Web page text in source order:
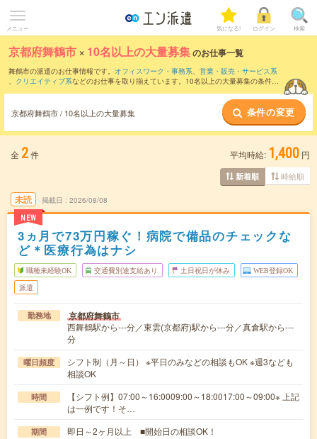
メニュー 気になる! ログイン 検索
京都府舞鶴市 × 10名以上の大量募集のお仕事一覧
舞鶴市の派遣のお仕事情報です。 オフィスワーク・事務系、 営業・販売・サービス系
、 クリエイティブ系などのお仕事を取り揃えています。10名以上の大量募集の条件の
京都府舞鶴市 / 10名以上の大量募集 条件の変更
全 2件 平均時給: 1,400 円
新着順 時給順
未読
NEW
掲載日 2026/08/08
3ヵ月で73万円稼ぐ！病院で備品のチェックな
ど＊医療行為はナシ
職種未経験OK 交通費別途支給あり 土日祝日が休み WEB登録OK
派遣
勤務地 京都府舞鶴市
西舞鶴駅から---分／東雲(京都府)駅から---分／真倉駅から---
分
曜日頻度
シフト制（月～日） ※平日のみなどの相談もOK ※週3なども
相談OK
時間
【シフト例】07:00～16:0009:00～18:0017:00～09:00※ 上記
は一例です！そ…
期間 即日～2ヶ月以上 ■開始日の相談OK！